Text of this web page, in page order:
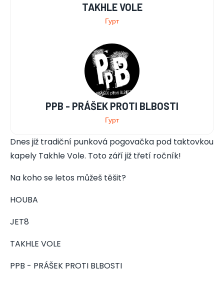
TAKHLE VOLE
Гурт
PPB - PRÁŠEK PROTI BLBOSTI
Гурт
Dnes již tradiční punková pogovačka pod taktovkou
kapely Takhle Vole. Toto září již třetí ročník!
Na koho se letos můžeš těšit?
HOUBA
JET8
TAKHLE VOLE
PPB - PRÁŠEK PROTI BLBOSTI